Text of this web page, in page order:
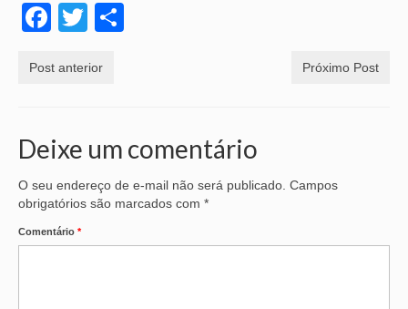
Facebook
Twitter
Post anterior Próximo Post
Deixe um comentário
O seu endereço de e-mail não será publicado. Campos
obrigatórios são marcados com *
Comentário *